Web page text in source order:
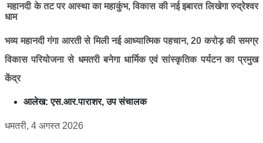
महानदी के तट पर आस्था का महाकुंभ, विकास की नई इबारत लिखेगा रुद्रेश्वर
धाम
भव्य महानदी गंगा आरती से मिली नई आध्यात्मिक पहचान, 20 करोड़ की समग्र
विकास परियोजना से धमतरी बनेगा धार्मिक एवं सांस्कृतिक पर्यटन का प्रमुख
केंद्र
आलेख: एस.आर.पाराशर, उप संचालक
धमतरी, 4 अगस्त 2026